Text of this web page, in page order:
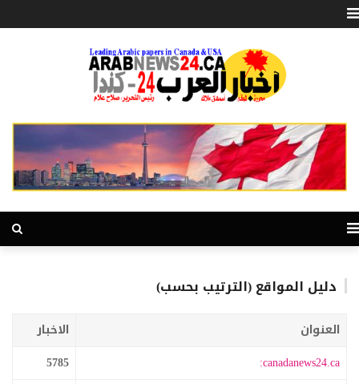
دليل المواقع (الترتيب بحسب)
العنوان
الاخبار
canadanews24.ca:
5785